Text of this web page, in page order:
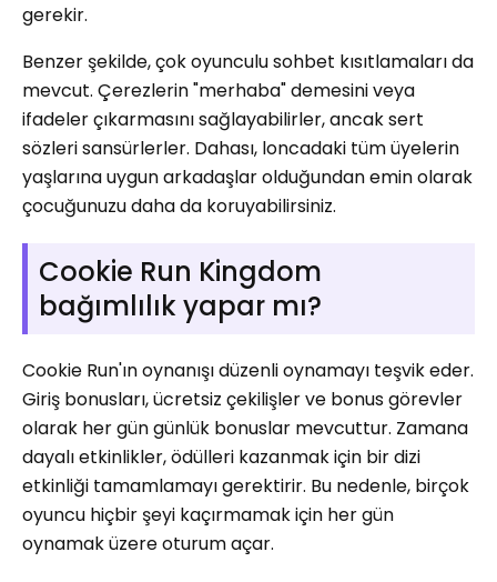
gerekir.
Benzer şekilde, çok oyunculu sohbet kısıtlamaları da
mevcut. Çerezlerin "merhaba" demesini veya
ifadeler çıkarmasını sağlayabilirler, ancak sert
sözleri sansürlerler. Dahası, loncadaki tüm üyelerin
yaşlarına uygun arkadaşlar olduğundan emin olarak
çocuğunuzu daha da koruyabilirsiniz.
Cookie Run Kingdom
bağımlılık yapar mı?
Cookie Run'ın oynanışı düzenli oynamayı teşvik eder.
Giriş bonusları, ücretsiz çekilişler ve bonus görevler
olarak her gün günlük bonuslar mevcuttur. Zamana
dayalı etkinlikler, ödülleri kazanmak için bir dizi
etkinliği tamamlamayı gerektirir. Bu nedenle, birçok
oyuncu hiçbir şeyi kaçırmamak için her gün
oynamak üzere oturum açar.